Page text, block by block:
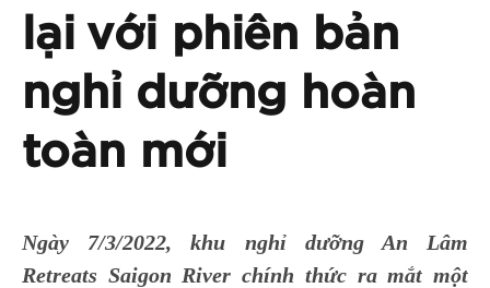
lại với phiên bản
nghỉ dưỡng hoàn
toàn mới
Ngày 7/3/2022, khu nghỉ dưỡng An Lâm
Retreats Saigon River chính thức ra mắt một